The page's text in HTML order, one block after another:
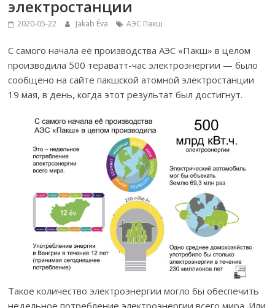
электростанции
2020-05-22 Jakab Éva АЭС Пакш
С самого начала её производства АЭС «Пакш» в целом
производила 500 тераватт-час электроэнергии — было
сообщено на сайте пакшской атомной электростанции
19 мая, в день, когда этот результат был достигнут.
Такое количество электроэнергии могло бы обеспечить
недельное потребление электроэнергии всего мира. Или